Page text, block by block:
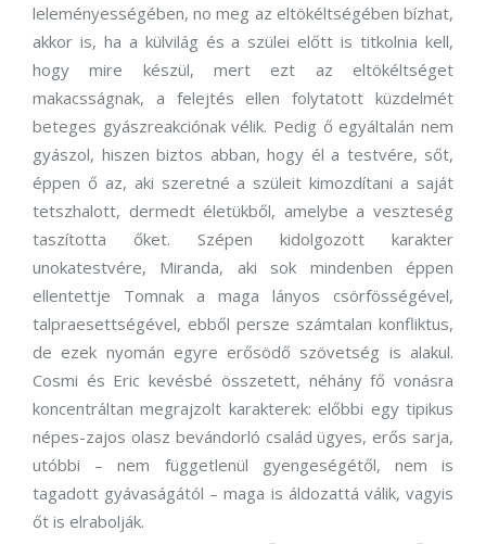
leleményességében, no meg az eltökéltségében bízhat,
akkor is, ha a külvilág és a szülei előtt is titkolnia kell,
hogy mire készül, mert ezt az eltökéltséget
makacsságnak, a felejtés ellen folytatott küzdelmét
beteges gyászreakciónak vélik. Pedig ő egyáltalán nem
gyászol, hiszen biztos abban, hogy él a testvére, sőt,
éppen ő az, aki szeretné a szüleit kimozdítani a saját
tetszhalott, dermedt életükből, amelybe a veszteség
taszította őket. Szépen kidolgozott karakter
unokatestvére, Miranda, aki sok mindenben éppen
ellentettje Tomnak a maga lányos csörfösségével,
talpraesettségével, ebből persze számtalan konfliktus,
de ezek nyomán egyre erősödő szövetség is alakul.
Cosmi és Eric kevésbé összetett, néhány fő vonásra
koncentráltan megrajzolt karakterek: előbbi egy tipikus
népes-zajos olasz bevándorló család ügyes, erős sarja,
utóbbi – nem függetlenül gyengeségétől, nem is
tagadott gyávaságától – maga is áldozattá válik, vagyis
őt is elrabolják.